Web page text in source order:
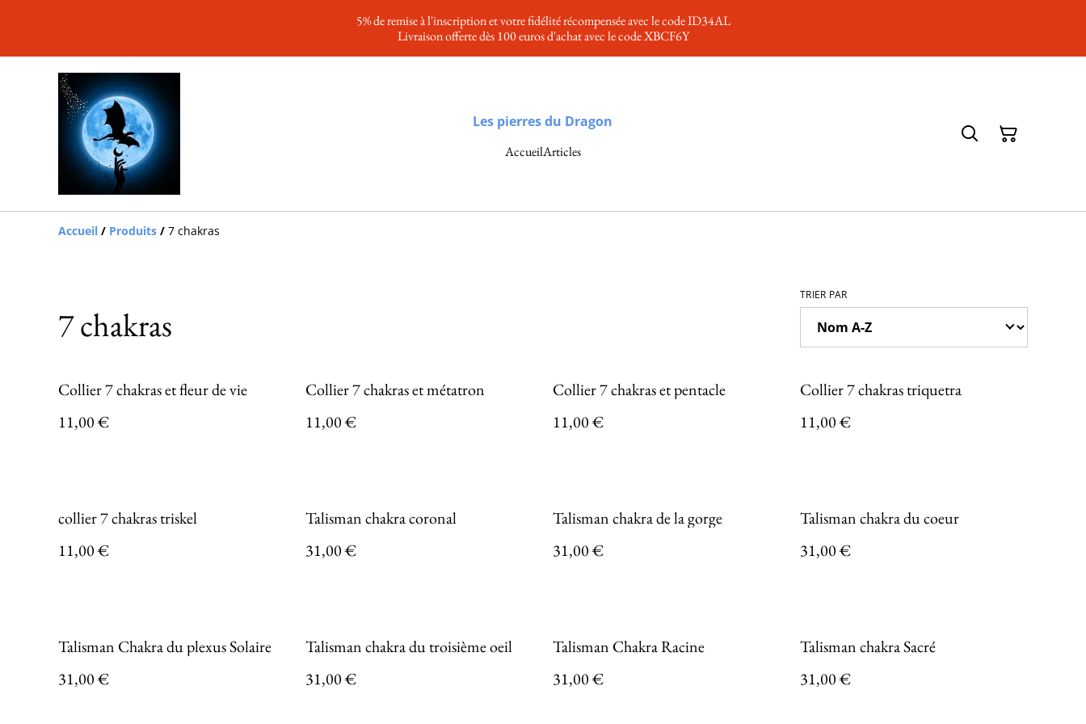
5% de remise à l'inscription et votre fidélité récompensée avec le code ID34AL
Livraison offerte dès 100 euros d'achat avec le code XBCF6Y
Les pierres du Dragon
AccueilArticles
Accueil / Produits / 7 chakras
7 chakras
TRIER PAR
Collier 7 chakras et fleur de vie
11,00 €
Collier 7 chakras et métatron
11,00 €
Collier 7 chakras et pentacle
11,00 €
Collier 7 chakras triquetra
11,00 €
collier 7 chakras triskel
11,00 €
Talisman chakra coronal
31,00 €
Talisman chakra de la gorge
31,00 €
Talisman chakra du coeur
31,00 €
Talisman Chakra du plexus Solaire
31,00 €
Talisman chakra du troisième oeil
31,00 €
Talisman Chakra Racine
31,00 €
Talisman chakra Sacré
31,00 €